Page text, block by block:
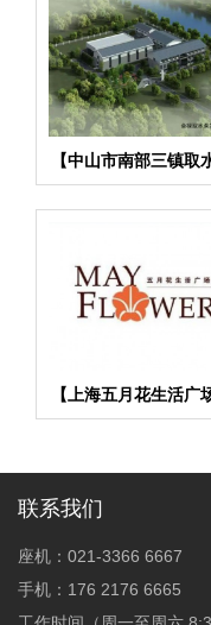
【中山市南部三镇取
上移工程】橡胶接头
【上海五月花生活广
目】弹簧减振器合
联系我们
座机：021-3366 6667
手机：176 2176 6665